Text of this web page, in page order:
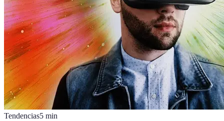
Tendencias5 min